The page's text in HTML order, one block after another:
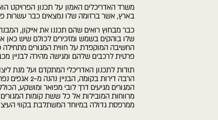
משרד האדריכלים האמון על תכנון הפרויקט
בארץ, אשר ברזומה שלו נמצאים כבר עשרות
כבר מבחוץ רואים שהם תכננו את אייקון, המבנה
שלו בוהקים בשמש ומזכירים לכולם שיש כאן
החשיבה המוקפדת על חווית המגורים מתחילה
פרטית לרכבים שלהם ומגישה מהירה לבניין
תודות לתכנון האדריכלי המתקדם ועל מנת
הרבה דירות
המגורים מגיעים דרך לובי מפואר ומושקע,
מרווחות המובילות אל כל ששת קומות המגורים
ממרפסת גדולה במיוחד המשתלבת בקווי